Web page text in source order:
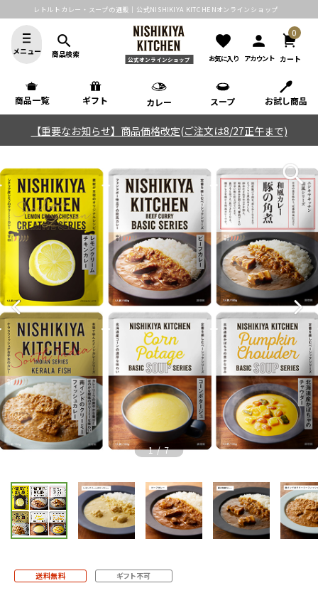
レトルトカレー・スープの通販｜公式NISHIKIYA KITCHENオンラインショップ
メニュー
search
商品検索
公式オンラインショップ
favorite
お気に入り
person
アカウント カート
0
商品一覧 ギフト カレー スープ お試し商品
【重要なお知らせ】商品価格改定(ご注文は8/27正午まで)
Previous Next
1/7
送料無料 ギフト不可